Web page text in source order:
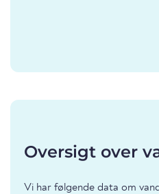
Oversigt over
Vi har følgende data om